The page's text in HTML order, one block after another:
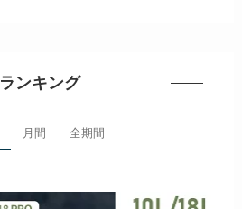
ランキング
月間 全期間